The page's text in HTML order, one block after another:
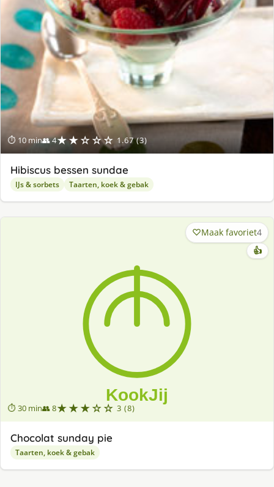
⏱ 10 min👥 4★★☆☆☆ 1.67 (3)
Hibiscus bessen sundae
IJs & sorbets Taarten, koek & gebak
⏱ 30 min👥 8★★★☆☆ 3 (8)
Maak favoriet4
👍
Chocolat sunday pie
Taarten, koek & gebak